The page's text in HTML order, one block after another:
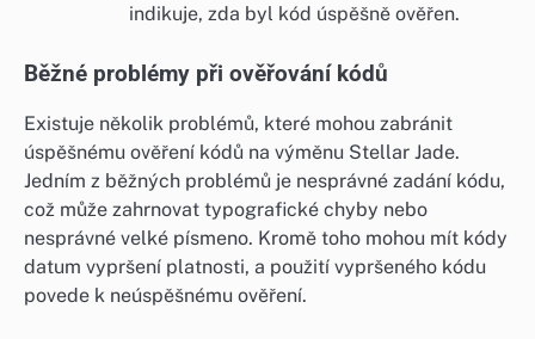
indikuje, zda byl kód úspěšně ověřen.
Běžné problémy při ověřování kódů
Existuje několik problémů, které mohou zabránit
úspěšnému ověření kódů na výměnu Stellar Jade.
Jedním z běžných problémů je nesprávné zadání kódu,
což může zahrnovat typografické chyby nebo
nesprávné velké písmeno. Kromě toho mohou mít kódy
datum vypršení platnosti, a použití vypršeného kódu
povede k neúspěšnému ověření.